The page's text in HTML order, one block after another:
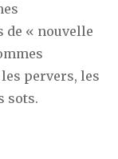
de « nouvelle
pervers, les
sots.